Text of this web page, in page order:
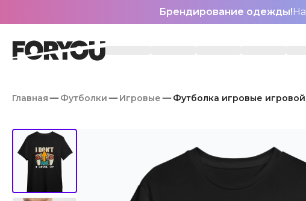
Брендирование одежды!
Главная Футболки Игровые Футболка игровые